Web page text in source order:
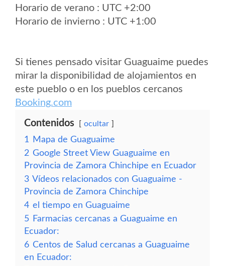
Horario de verano : UTC +2:00
Horario de invierno : UTC +1:00
Si tienes pensado visitar Guaguaime puedes
mirar la disponibilidad de alojamientos en
este pueblo o en los pueblos cercanos
Booking.com
Contenidos ocultar
1
Mapa de Guaguaime
2 Google Street View Guaguaime en
Provincia de Zamora Chinchipe en Ecuador
3 Vídeos relacionados con Guaguaime -
Provincia de Zamora Chinchipe
4 el tiempo en Guaguaime
5 Farmacias cercanas a Guaguaime en
Ecuador:
6 Centos de Salud cercanas a Guaguaime
en Ecuador: